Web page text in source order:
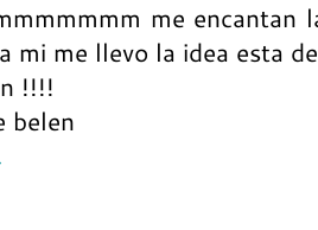
me encantan
mi me llevo la idea esta
!!!!
belen